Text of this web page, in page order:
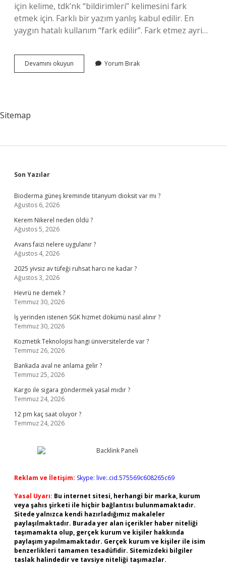
için kelime, tdk’nk “bildirimleri” kelimesini fark
etmek için. Farklı bir yazım yanlış kabul edilir. En
yaygın hatalı kullanım “fark edilir”. Fark etmez ayri…
Devamını okuyun
Ediyor
Yorum Bırak
Sitemap
Sidebar
Son Yazılar
Bioderma güneş kreminde titanyum dioksit var mı ?
Ağustos 6, 2026
Kerem Nikerel neden öldü ?
Ağustos 5, 2026
Avans faizi nelere uygulanır ?
Ağustos 4, 2026
2025 yivsiz av tüfeği ruhsat harcı ne kadar ?
Ağustos 3, 2026
Hevrü ne demek ?
Temmuz 30, 2026
İş yerinden istenen SGK hizmet dökümü nasıl alınır ?
Temmuz 30, 2026
Kozmetik Teknolojisi hangi üniversitelerde var ?
Temmuz 26, 2026
Bankada aval ne anlama gelir ?
Temmuz 25, 2026
Kargo ile sigara göndermek yasal mıdır ?
Temmuz 24, 2026
12 pm kaç saat oluyor ?
Temmuz 24, 2026
Reklam ve İletişim: Skype: live:.cid.575569c608265c69
Yasal Uyarı: Bu internet sitesi, herhangi bir marka, kurum
veya şahıs şirketi ile hiçbir bağlantısı bulunmamaktadır.
Sitede yalnızca kendi hazırladığımız makaleler
paylaşılmaktadır. Burada yer alan içerikler haber niteliği
taşımamakta olup, gerçek kurum ve kişiler hakkında
paylaşım yapılmamaktadır. Gerçek kurum ve kişiler ile isim
benzerlikleri tamamen tesadüfidir. Sitemizdeki bilgiler
taslak halindedir ve tavsiye niteliği taşımazlar.